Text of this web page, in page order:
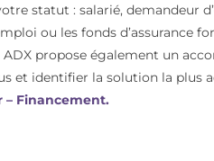
statut : salarié, demandeur
ou les fonds d’assurance
propose également un
et identifier la solution la plus
Financement.